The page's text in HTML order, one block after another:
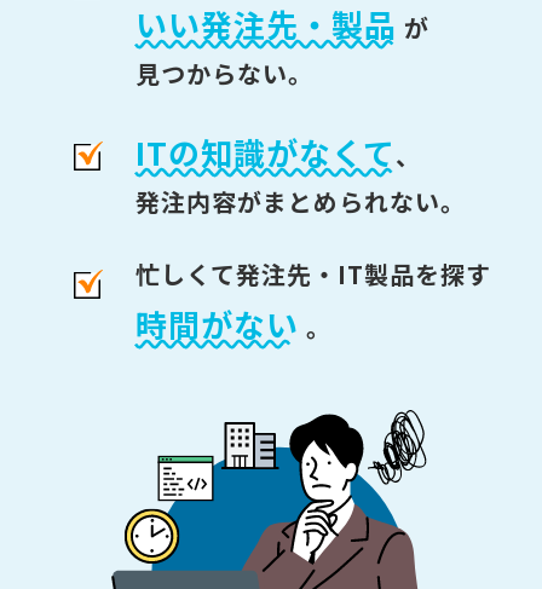
いい発注先・製品 が
見つからない。
ITの知識がなくて、
発注内容がまとめられない。
忙しくて発注先・IT製品を探す
時間がない 。